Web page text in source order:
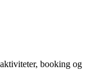
booking og